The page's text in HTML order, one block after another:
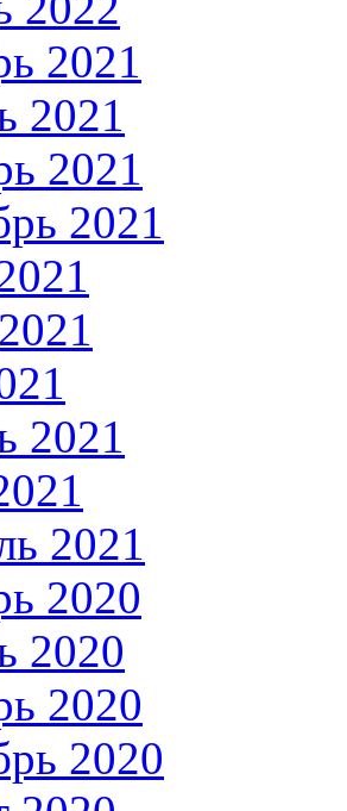
2021
2021
2021
2021
2021
2021
2020
2020
2020
2020